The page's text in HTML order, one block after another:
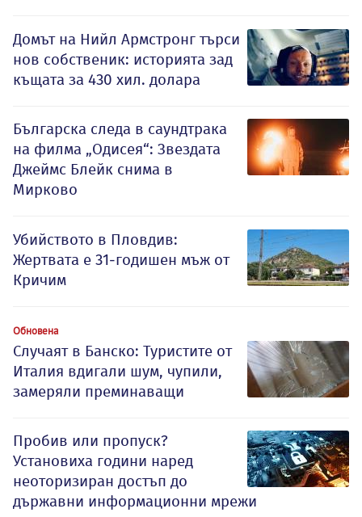
Домът на Нийл Армстронг търси
нов собственик: историята зад
къщата за 430 хил. долара
Българска следа в саундтрака
на филма „Одисея“: Звездата
Джеймс Блейк снима в
Мирково
Убийството в Пловдив:
Жертвата е 31-годишен мъж от
Кричим
Обновена
Случаят в Банско: Туристите от
Италия вдигали шум, чупили,
замеряли преминаващи
Пробив или пропуск?
Установиха години наред
неоторизиран достъп до
държавни информационни мрежи